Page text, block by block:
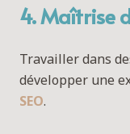
4. Maîtrise
Travailler dans
développer une
SEO.